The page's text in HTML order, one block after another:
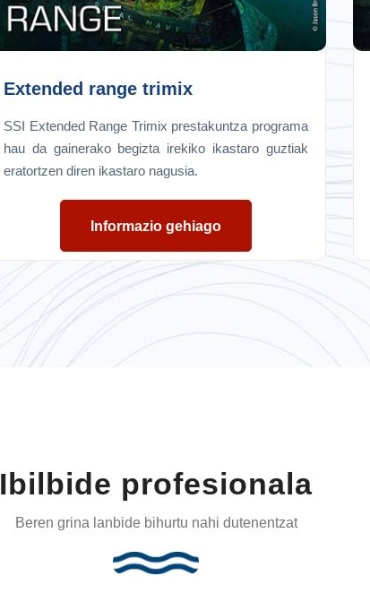
Extended range trimix
SSI Extended Range Trimix prestakuntza programa
hau da gainerako begizta irekiko ikastaro guztiak
eratortzen diren ikastaro nagusia.
Informazio gehiago
Ibilbide profesionala
Beren grina lanbide bihurtu nahi dutenentzat